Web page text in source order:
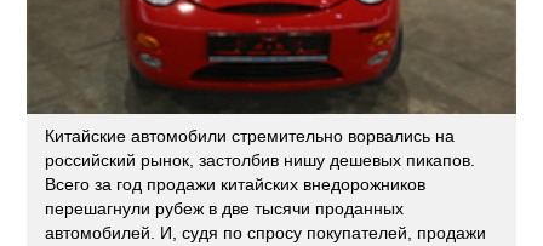
Китайские автомобили стремительно ворвались на
российский рынок, застолбив нишу дешевых пикапов.
Всего за год продажи китайских внедорожников
перешагнули рубеж в две тысячи проданных
автомобилей. И, судя по спросу покупателей, продажи